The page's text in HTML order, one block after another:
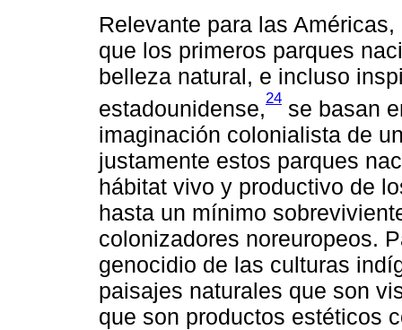
Relevante para las
que los primeros parques
belleza natural, e incluso
estadounidense,24 se basan
imaginación colonialista de
justamente estos parques
hábitat vivo y productivo de
hasta un mínimo
colonizadores noreuropeos.
genocidio de las culturas
paisajes naturales que son
que son productos estéticos